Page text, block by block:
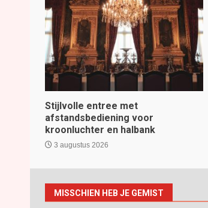
Stijlvolle entree met
afstandsbediening voor
kroonluchter en halbank
3 augustus 2026
MISSCHIEN HEB JE GEMIST